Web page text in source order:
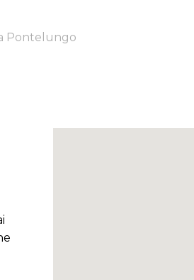
Pontelungo